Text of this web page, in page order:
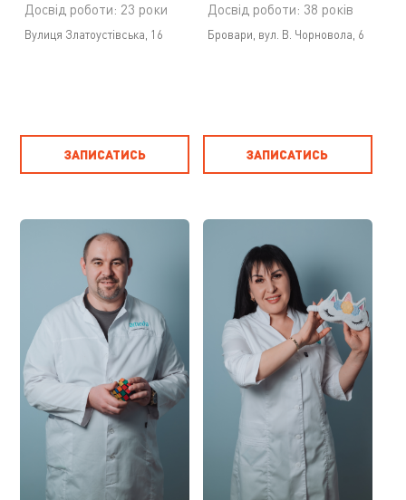
Досвід роботи: 23 роки
Вулиця Златоустівська, 16
ЗАПИСАТИСЬ
Досвід роботи: 38 років
Бровари, вул. В. Чорновола, 6
ЗАПИСАТИСЬ